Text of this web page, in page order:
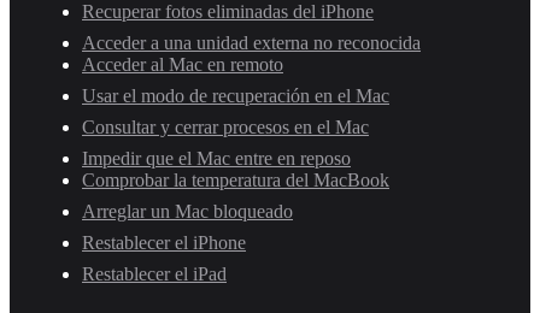
Recuperar fotos eliminadas del iPhone
Acceder a una unidad externa no reconocida
Acceder al Mac en remoto
Usar el modo de recuperación en el Mac
Consultar y cerrar procesos en el Mac
Impedir que el Mac entre en reposo
Comprobar la temperatura del MacBook
Arreglar un Mac bloqueado
Restablecer el iPhone
Restablecer el iPad